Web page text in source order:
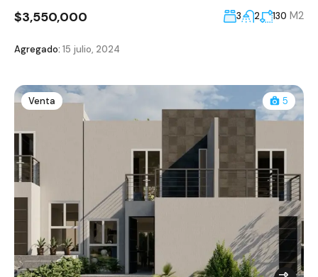
$3,550,000 3 2 130 M2
Agregado: 15 julio, 2024
Venta 5